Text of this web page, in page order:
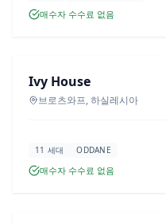
매수자 수수료 없음
신규 분양
Ivy House
브로츠와프, 하실레시아
11 세대 ODDANE
매수자 수수료 없음